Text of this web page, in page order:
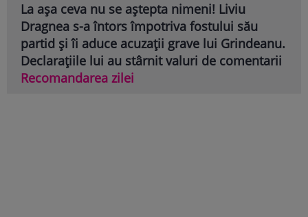
La așa ceva nu se aștepta nimeni! Liviu
Dragnea s-a întors împotriva fostului său
partid și îi aduce acuzații grave lui Grindeanu.
Declarațiile lui au stârnit valuri de comentarii
Recomandarea zilei